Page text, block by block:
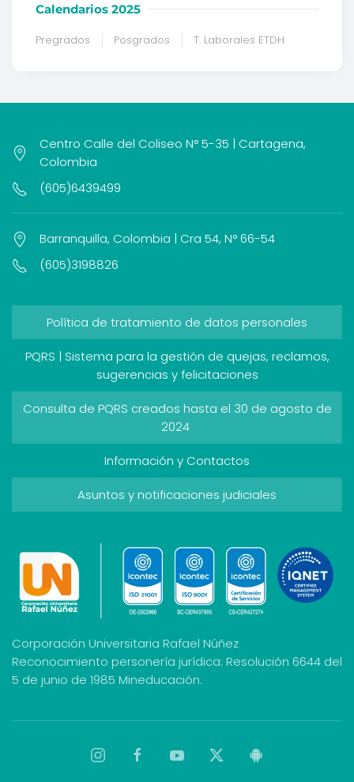
Calendarios 2025
Pregrados Posgrados T. Laborales ETDH
Centro Calle del Coliseo N° 5-35 | Cartagena,
Colombia
(605)6439499
Barranquilla, Colombia | Cra 54, N° 66-54
(605)3198826
Política de tratamiento de datos personales
PQRS | Sistema para la gestión de quejas, reclamos,
sugerencias y felicitaciones
Consulta de PQRS creados hasta el 30 de agosto de
2024
Información y Contactos
Asuntos y notificaciones judiciales
Corporación Universitaria Rafael Núñez
Reconocimiento personería jurídica: Resolución 6644 del
5 de junio de 1985 Mineducación.